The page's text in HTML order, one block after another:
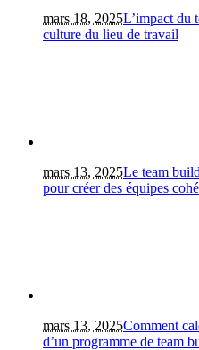
mars 18, 2025L’impact du
culture du lieu de travail
mars 13, 2025Le team
pour créer des équipes
mars 13, 2025Comment
d’un programme de team